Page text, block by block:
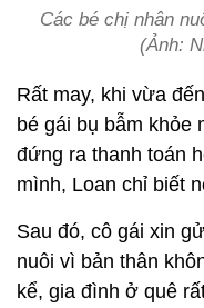
Các bé chị nhân
(Ảnh:
Rất may, khi vừa
bé gái bụ bẫm khỏe
đứng ra thanh toán
mình, Loan chỉ biết
Sau đó, cô gái xin
nuôi vì bản thân
kể, gia đình ở quê